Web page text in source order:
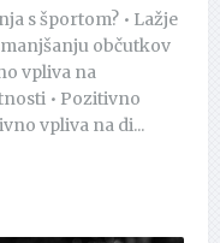
s športom? • Lažje
občutkov
vpliva na
• Pozitivno
vpliva na di...